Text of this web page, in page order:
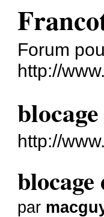
Forum
http://
http://
blocage
par